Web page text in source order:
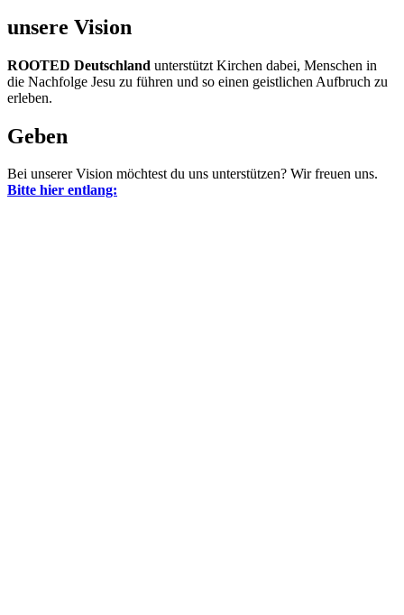
unsere Vision
ROOTED Deutschland unterstützt Kirchen dabei, Menschen in
die Nachfolge Jesu zu führen und so einen geistlichen Aufbruch zu
erleben.
Geben
Bei unserer Vision möchtest du uns unterstützen? Wir freuen uns.
Bitte hier entlang: